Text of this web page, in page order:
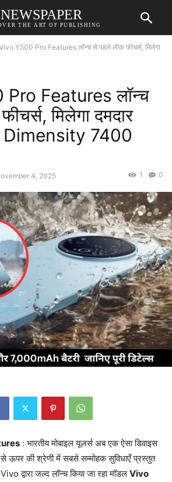
NEWSPAPER
THE ART OF PUBLISHING
Y500 Pro Features लॉन्च से पहले लीक फीचर्स, मिलेगा
Features लॉन्च
मिलेगा दमदार
7400
4, 2025 0
1
: भारतीय मोबाइल यूजर्स अब एक ऐसा डिवाइस
ऊपर की श्रेणी में सबसे सम्मोहक सुविधाएँ प्रस्तुत
द्वारा जल्द लॉन्च किया जा रहा मॉडल Vivo